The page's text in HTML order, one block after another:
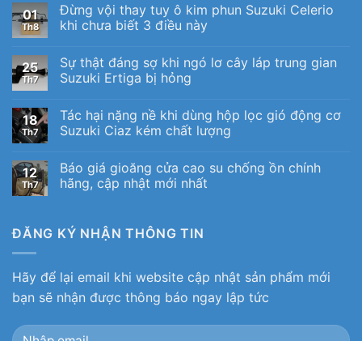
01
Th8
Đừng vội thay tuy ô kim phun Suzuki Celerio
khi chưa biết 3 điều này
25
Th7
Sự thật đáng sợ khi ngó lơ cây láp trung gian
Suzuki Ertiga bị hỏng
18
Th7
Tác hại nặng nề khi dùng hộp lọc gió động cơ
Suzuki Ciaz kém chất lượng
12
Th7
Báo giá gioăng cửa cao su chống ồn chính
hãng, cập nhật mới nhất
ĐĂNG KÝ NHẬN THÔNG TIN
Hãy để lại email khi website cập nhật sản phẩm mới
bạn sẽ nhận được thông báo ngay lập tức